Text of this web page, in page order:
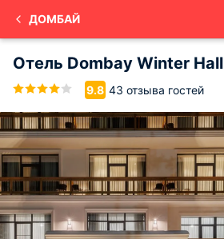
ДОМБАЙ
Отель Dombay Winter Hall
9.8 43 отзыва гостей